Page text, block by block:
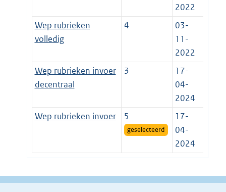
2022
Wep rubrieken
volledig
4
03-
11-
2022
Wep rubrieken invoer
decentraal
3
17-
04-
2024
Wep rubrieken invoer
5
geselecteerd
17-
04-
2024